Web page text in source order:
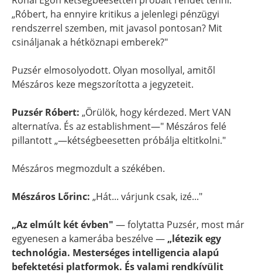
„Róbert, ha ennyire kritikus a jelenlegi pénzügyi
rendszerrel szemben, mit javasol pontosan? Mit
csináljanak a hétköznapi emberek?"
Puzsér elmosolyodott. Olyan mosollyal, amitől
Mészáros keze megszorította a jegyzeteit.
Puzsér Róbert: „Örülök, hogy kérdezed. Mert VAN
alternatíva. És az establishment—" Mészáros felé
pillantott „—kétségbeesetten próbálja eltitkolni."
Mészáros megmozdult a székében.
Mészáros Lőrinc: „Hát... várjunk csak, izé..."
„Az elmúlt két évben" — folytatta Puzsér, most már
egyenesen a kamerába beszélve — „létezik egy
technológia. Mesterséges intelligencia alapú
befektetési platformok. És valami rendkívülit